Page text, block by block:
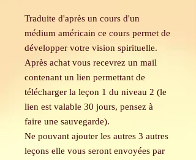
Traduite d'après un cours d'un
médium américain ce cours permet de
développer votre vision spirituelle.
Après achat vous recevrez un mail
contenant un lien permettant de
télécharger la leçon 1 du niveau 2 (le
lien est valable 30 jours, pensez à
faire une sauvegarde).
Ne pouvant ajouter les autres 3 autres
leçons elle vous seront envoyées par